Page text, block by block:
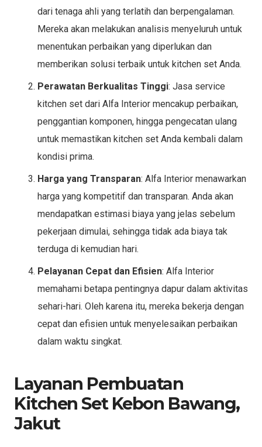
dari tenaga ahli yang terlatih dan berpengalaman.
Mereka akan melakukan analisis menyeluruh untuk
menentukan perbaikan yang diperlukan dan
memberikan solusi terbaik untuk kitchen set Anda.
Perawatan Berkualitas Tinggi: Jasa service
kitchen set dari Alfa Interior mencakup perbaikan,
penggantian komponen, hingga pengecatan ulang
untuk memastikan kitchen set Anda kembali dalam
kondisi prima.
Harga yang Transparan: Alfa Interior menawarkan
harga yang kompetitif dan transparan. Anda akan
mendapatkan estimasi biaya yang jelas sebelum
pekerjaan dimulai, sehingga tidak ada biaya tak
terduga di kemudian hari.
Pelayanan Cepat dan Efisien: Alfa Interior
memahami betapa pentingnya dapur dalam aktivitas
sehari-hari. Oleh karena itu, mereka bekerja dengan
cepat dan efisien untuk menyelesaikan perbaikan
dalam waktu singkat.
Layanan Pembuatan
Kitchen Set Kebon Bawang,
Jakut